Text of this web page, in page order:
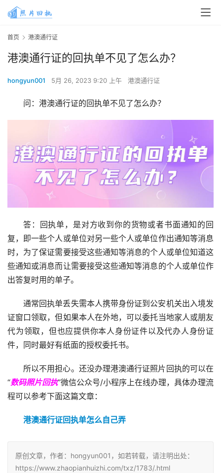
首页 港澳通行证
港澳通行证的回执单不见了怎么办？
hongyun001 5月 26, 2023 9:20 上午 港澳通行证
问：港澳通行证的回执单不见了怎么办？
答：回执单，是对方收到你的货物或者书面通知的回
复，即一些个人或单位对另一些个人或单位作出通知等消息
时，为了保证需要接受这些通知等消息的个人或单位知道这
些通知或消息而让需要接受这些通知等消息的个人或单位作
出答复时用的单子。
通常回执单丢失需本人携带身份证到公安机关出入境发
证窗口领取，但如果本人在外地，可以委托当地家人或朋友
代为领取，但也应提供你本人身份证件以及代办人身份证
件，同时最好有纸面的授权委托书。
所以不用担心。还没办理港澳通行证照片回执的可以在
“数码照片回执”微信公众号/小程序上在线办理，具体办理流
程可以参考下面这篇文章：
港澳通行证回执单怎么自己弄
原创文章，作者：hongyun001，如若转载，请注明出处：
https://www.zhaopianhuizhi.com/txz/1783/.html